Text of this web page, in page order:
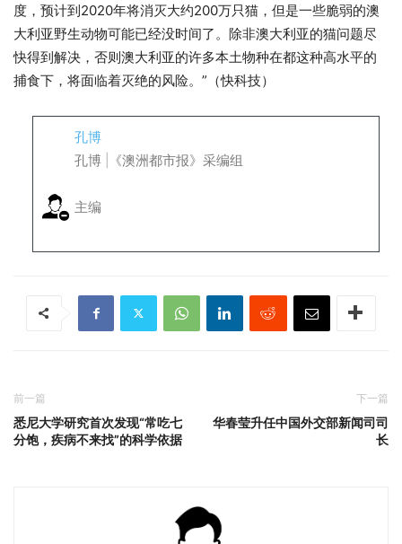
度，预计到2020年将消灭大约200万只猫，但是一些脆弱的澳
大利亚野生动物可能已经没时间了。除非澳大利亚的猫问题尽
快得到解决，否则澳大利亚的许多本土物种在都这种高水平的
捕食下，将面临着灭绝的风险。”（快科技）
孔博
孔博 |《澳洲都市报》采编组
主编
前一篇
悉尼大学研究首次发现“常吃七
分饱，疾病不来找”的科学依据
下一篇
华春莹升任中国外交部新闻司司
长